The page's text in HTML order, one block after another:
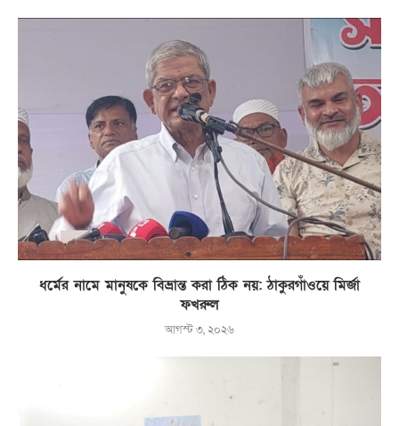
ধর্মের নামে মানুষকে বিভ্রান্ত করা ঠিক নয়: ঠাকুরগাঁওয়ে মির্জা
ফখরুল
আগস্ট ৩, ২০২৬